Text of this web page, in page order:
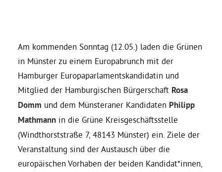
Robin Korte, MdL
Daniel Freund, MdEP
Delegierte
Grüne im Rathaus
Am kommenden Sonntag (12.05.) laden die Grünen
in Münster zu einem Europabrunch mit der
Hamburger Europaparlamentskandidatin und
Mitglied der Hamburgischen Bürgerschaft Rosa
Domm und dem Münsteraner Kandidaten Philipp
Mathmann in die Grüne Kreisgeschäftsstelle
(Windthorststraße 7, 48143 Münster) ein. Ziele der
Veranstaltung sind der Austausch über die
europäischen Vorhaben der beiden Kandidat*innen,